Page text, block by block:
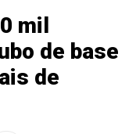
mil
de base
de